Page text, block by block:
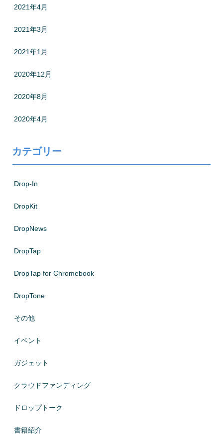
2021年4月
2021年3月
2021年1月
2020年12月
2020年8月
2020年4月
カテゴリー
Drop-In
DropKit
DropNews
DropTap
DropTap for Chromebook
DropTone
その他
イベント
ガジェット
クラウドファンディング
ドロップトーク
書籍紹介